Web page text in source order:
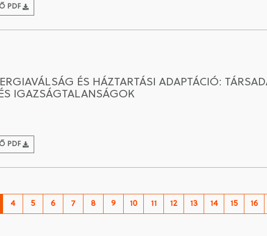
PDF
ÉS HÁZTARTÁSI ADAPTÁCIÓ:
IGAZSÁGTALANSÁGOK
PDF
4 5 6 7 8 9 10 11 12 13 14 15 16